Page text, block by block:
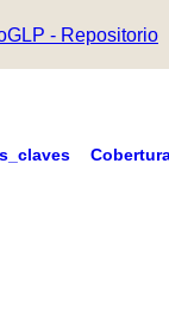
- Repositorio